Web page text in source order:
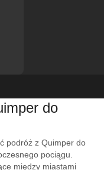
do
podróż z Quimper do
pociągu.
między miastami